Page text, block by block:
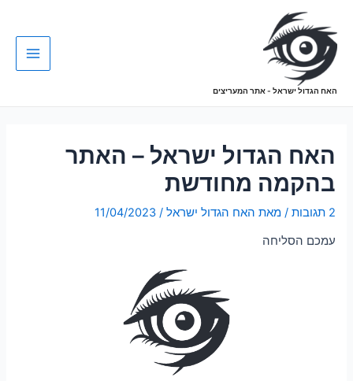
האח הגדול ישראל - אתר המעריצים
האח הגדול ישראל – האתר
בהקמה מחודשת
2 תגובות / מאתהאח הגדול ישראל/
11/04/2023
עמכם הסליחה